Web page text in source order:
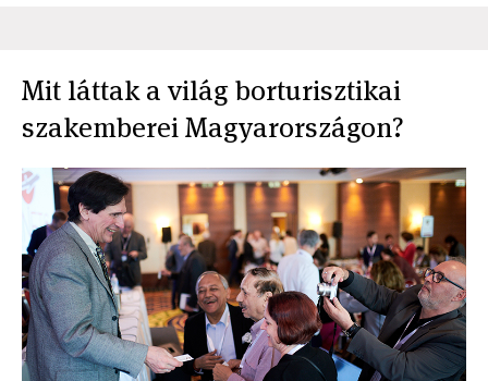
Mit láttak a világ borturisztikai
szakemberei Magyarországon?